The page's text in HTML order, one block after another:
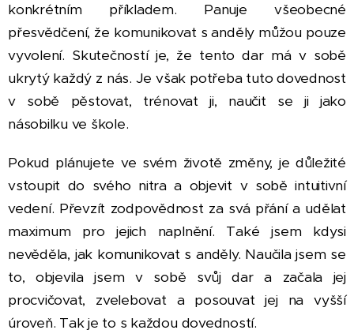
konkrétním příkladem. Panuje všeobecné
přesvědčení, že komunikovat s anděly můžou pouze
vyvolení. Skutečností je, že tento dar má v sobě
ukrytý každý z nás. Je však potřeba tuto dovednost
v sobě pěstovat, trénovat ji, naučit se ji jako
násobilku ve škole.
Pokud plánujete ve svém životě změny, je důležité
vstoupit do svého nitra a objevit v sobě intuitivní
vedení. Převzít zodpovědnost za svá přání a udělat
maximum pro jejich naplnění. Také jsem kdysi
nevěděla, jak komunikovat s anděly. Naučila jsem se
to, objevila jsem v sobě svůj dar a začala jej
procvičovat, zvelebovat a posouvat jej na vyšší
úroveň. Tak je to s každou dovedností.